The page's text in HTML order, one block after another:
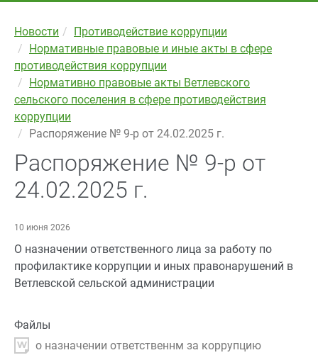
Новости
Противодействие коррупции
Нормативные правовые и иные акты в сфере
противодействия коррупции
Нормативно правовые акты Ветлевского
сельского поселения в сфере противодействия
коррупции
Распоряжение № 9-р от 24.02.2025 г.
Распоряжение № 9-р от
24.02.2025 г.
10 июня 2026
О назначении ответственного лица за работу по
профилактике коррупции и иных правонарушений в
Ветлевской сельской администрации
Файлы
о назначении ответственнм за коррупцию